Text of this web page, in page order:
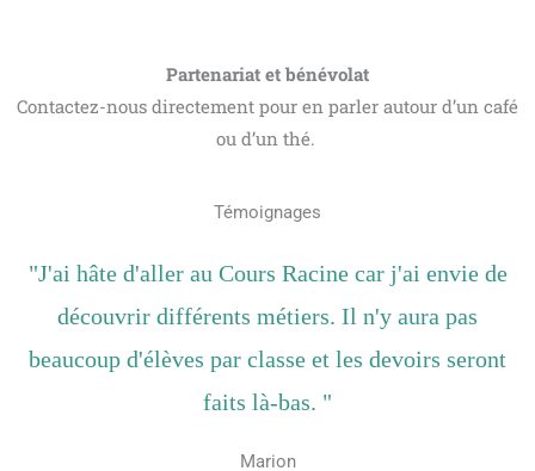
Partenariat et bénévolat
Contactez-nous directement pour en parler autour d’un café
ou d’un thé.
Témoignages
"J'ai hâte d'aller au Cours Racine car j'ai envie de
découvrir différents métiers. Il n'y aura pas
beaucoup d'élèves par classe et les devoirs seront
faits là-bas. "
Marion